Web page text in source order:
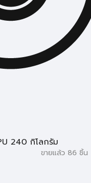
240 กิโลกรัม
ขายแล้ว 86 ชิ้น